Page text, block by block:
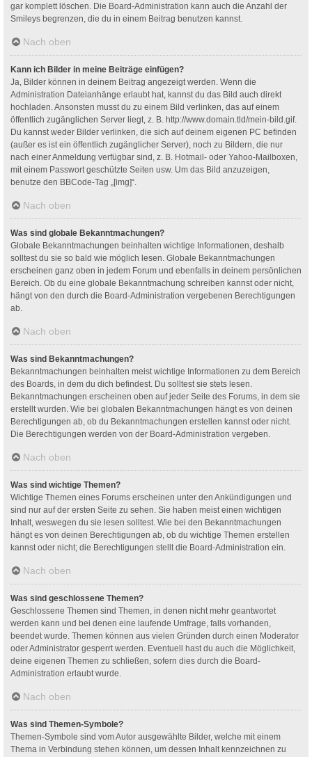
gar komplett löschen. Die Board-Administration kann auch die Anzahl der
Smileys begrenzen, die du in einem Beitrag benutzen kannst.
Nach oben
Kann ich Bilder in meine Beiträge einfügen?
Ja, Bilder können in deinem Beitrag angezeigt werden. Wenn die
Administration Dateianhänge erlaubt hat, kannst du das Bild auch direkt
hochladen. Ansonsten musst du zu einem Bild verlinken, das auf einem
öffentlich zugänglichen Server liegt, z. B. http://www.domain.tld/mein-bild.gif.
Du kannst weder Bilder verlinken, die sich auf deinem eigenen PC befinden
(außer es ist ein öffentlich zugänglicher Server), noch zu Bildern, die nur
nach einer Anmeldung verfügbar sind, z. B. Hotmail- oder Yahoo-Mailboxen,
mit einem Passwort geschützte Seiten usw. Um das Bild anzuzeigen,
benutze den BBCode-Tag „[img]“.
Nach oben
Was sind globale Bekanntmachungen?
Globale Bekanntmachungen beinhalten wichtige Informationen, deshalb
solltest du sie so bald wie möglich lesen. Globale Bekanntmachungen
erscheinen ganz oben in jedem Forum und ebenfalls in deinem persönlichen
Bereich. Ob du eine globale Bekanntmachung schreiben kannst oder nicht,
hängt von den durch die Board-Administration vergebenen Berechtigungen
ab.
Nach oben
Was sind Bekanntmachungen?
Bekanntmachungen beinhalten meist wichtige Informationen zu dem Bereich
des Boards, in dem du dich befindest. Du solltest sie stets lesen.
Bekanntmachungen erscheinen oben auf jeder Seite des Forums, in dem sie
erstellt wurden. Wie bei globalen Bekanntmachungen hängt es von deinen
Berechtigungen ab, ob du Bekanntmachungen erstellen kannst oder nicht.
Die Berechtigungen werden von der Board-Administration vergeben.
Nach oben
Was sind wichtige Themen?
Wichtige Themen eines Forums erscheinen unter den Ankündigungen und
sind nur auf der ersten Seite zu sehen. Sie haben meist einen wichtigen
Inhalt, weswegen du sie lesen solltest. Wie bei den Bekanntmachungen
hängt es von deinen Berechtigungen ab, ob du wichtige Themen erstellen
kannst oder nicht; die Berechtigungen stellt die Board-Administration ein.
Nach oben
Was sind geschlossene Themen?
Geschlossene Themen sind Themen, in denen nicht mehr geantwortet
werden kann und bei denen eine laufende Umfrage, falls vorhanden,
beendet wurde. Themen können aus vielen Gründen durch einen Moderator
oder Administrator gesperrt werden. Eventuell hast du auch die Möglichkeit,
deine eigenen Themen zu schließen, sofern dies durch die Board-
Administration erlaubt wurde.
Nach oben
Was sind Themen-Symbole?
Themen-Symbole sind vom Autor ausgewählte Bilder, welche mit einem
Thema in Verbindung stehen können, um dessen Inhalt kennzeichnen zu